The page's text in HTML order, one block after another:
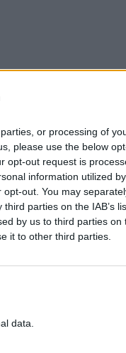
or processing of
please use the below
opt-out request is
information utilized
out. You may
parties on the IAB’s
by us to third parties on
it to other third parties.
data.